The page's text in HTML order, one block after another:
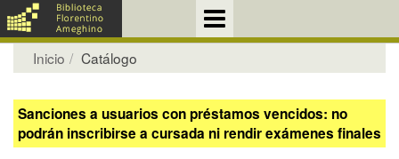
Inicio Catálogo
Sanciones a usuarios con préstamos vencidos: no
podrán inscribirse a cursada ni rendir exámenes finales